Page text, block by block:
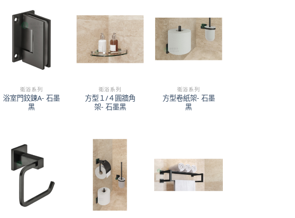
衛浴系列
浴室門鉸鍊A- 石墨
黑
衛浴系列
方型１/４圓牆角
架- 石墨黑
衛浴系列
方型卷紙架- 石墨
黑